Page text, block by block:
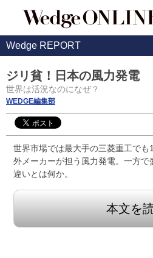
Wedge REPORT
ジリ貧！日本の風力発電
世界は活況なのになぜ？
WEDGE編集部
世界市場では最大手の三菱重工で
外メーカーが担う風力発電。一方
違いとは何か。
本文を